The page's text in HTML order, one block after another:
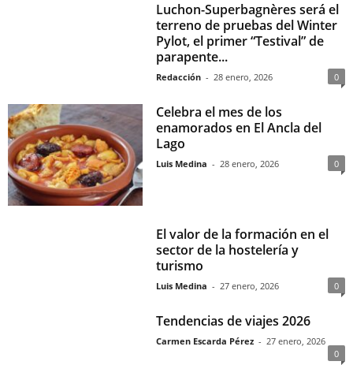
Luchon-Superbagnères será el
terreno de pruebas del Winter
Pylot, el primer “Testival” de
parapente...
Redacción - 28 enero, 2026 0
Celebra el mes de los
enamorados en El Ancla del
Lago
Luis Medina - 28 enero, 2026 0
El valor de la formación en el
sector de la hostelería y
turismo
Luis Medina - 27 enero, 2026 0
Tendencias de viajes 2026
Carmen Escarda Pérez - 27 enero, 2026
0